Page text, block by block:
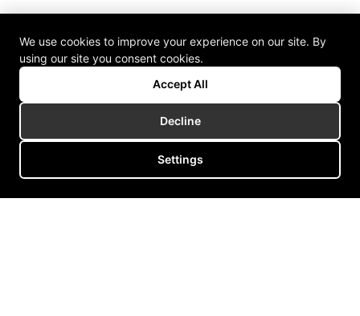
We use cookies to improve your experience on our site. By
using our site you consent cookies.
Accept All
Decline
Settings